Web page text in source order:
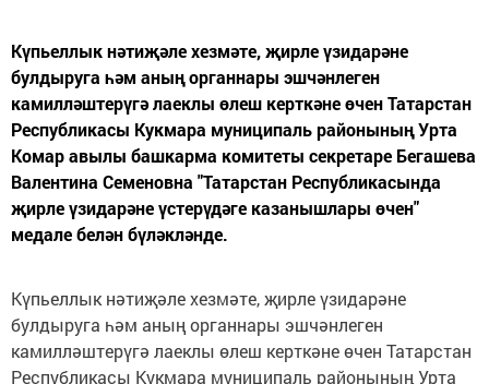
Күпьеллык нәтиҗәле хезмәте, җирле үзидарәне
булдыруга һәм аның органнары эшчәнлеген
камилләштерүгә лаеклы өлеш керткәне өчен Татарстан
Республикасы Кукмара муниципаль районының Урта
Комар авылы башкарма комитеты секретаре Бегашева
Валентина Семеновна "Татарстан Республикасында
җирле үзидарәне үстерүдәге казанышлары өчен"
медале белән бүләкләнде.
Күпьеллык нәтиҗәле хезмәте, җирле үзидарәне
булдыруга һәм аның органнары эшчәнлеген
камилләштерүгә лаеклы өлеш керткәне өчен Татарстан
Республикасы Кукмара муниципаль районының Урта